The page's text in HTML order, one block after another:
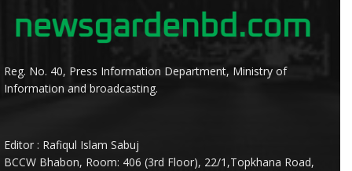
Reg. No. 40, Press Information Department, Ministry of
Information and broadcasting.
Editor : Rafiqul Islam Sabuj
BCCW Bhabon, Room: 406 (3rd Floor), 22/1,Topkhana Road,